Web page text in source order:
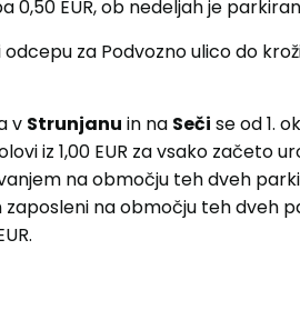
0,50 EUR, ob nedeljah je
odcepu za Podvozno ulico do
v Strunjanu in na Seči se od 1.
iz 1,00 EUR za vsako začeto
na območju teh dveh
na območju teh dveh